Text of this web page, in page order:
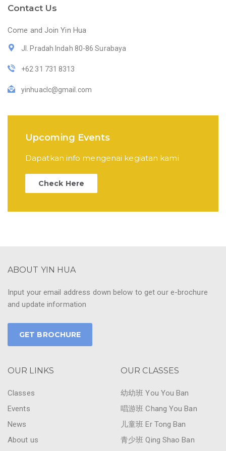
Contact Us
Come and Join Yin Hua
Jl. Pradah Indah 80-86 Surabaya
+62 31 731 8313
yinhuaclc@gmail.com
Upcoming Events
Dapatkan info mengenai kegiatan kami
Check Here
ABOUT YIN HUA
Input your email address down below to get our e-brochure
and update information
GET BROCHURE
OUR LINKS
Classes
Events
News
About us
OUR CLASSES
幼幼班 You You Ban
唱游班 Chang You Ban
儿童班 Er Tong Ban
青少班 Qing Shao Ban